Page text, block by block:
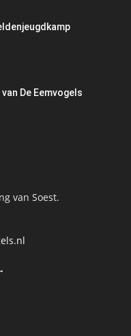
De Eemvogels
van Soest.